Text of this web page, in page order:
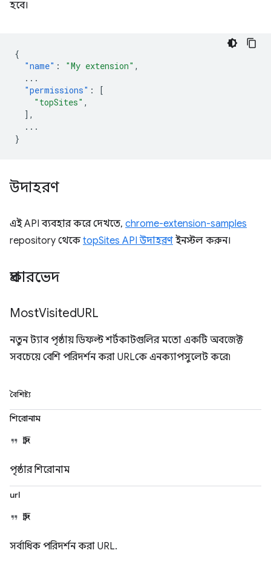
হবে।
{
"name" : "My extension" ,
...
"permissions" :
[
"topSites" ,
],
...
}
উদাহরণ
এই API ব্যবহার করে দেখতে, chrome-extension-samples
repository থেকেtopSites API উদাহরণ ইনস্টল করুন।
প্রকারভেদ
MostVisitedURL
নতুন ট্যাব পৃষ্ঠায় ডিফল্ট শর্টকাটগুলির মতো একটি অবজেক্ট
সবচেয়ে বেশি পরিদর্শন করা URLকে এনক্যাপসুলেট করে৷
বৈশিষ্ট্য
শিরোনাম
স্ট্রিং
পৃষ্ঠার শিরোনাম
url
স্ট্রিং
সর্বাধিক পরিদর্শন করা URL.